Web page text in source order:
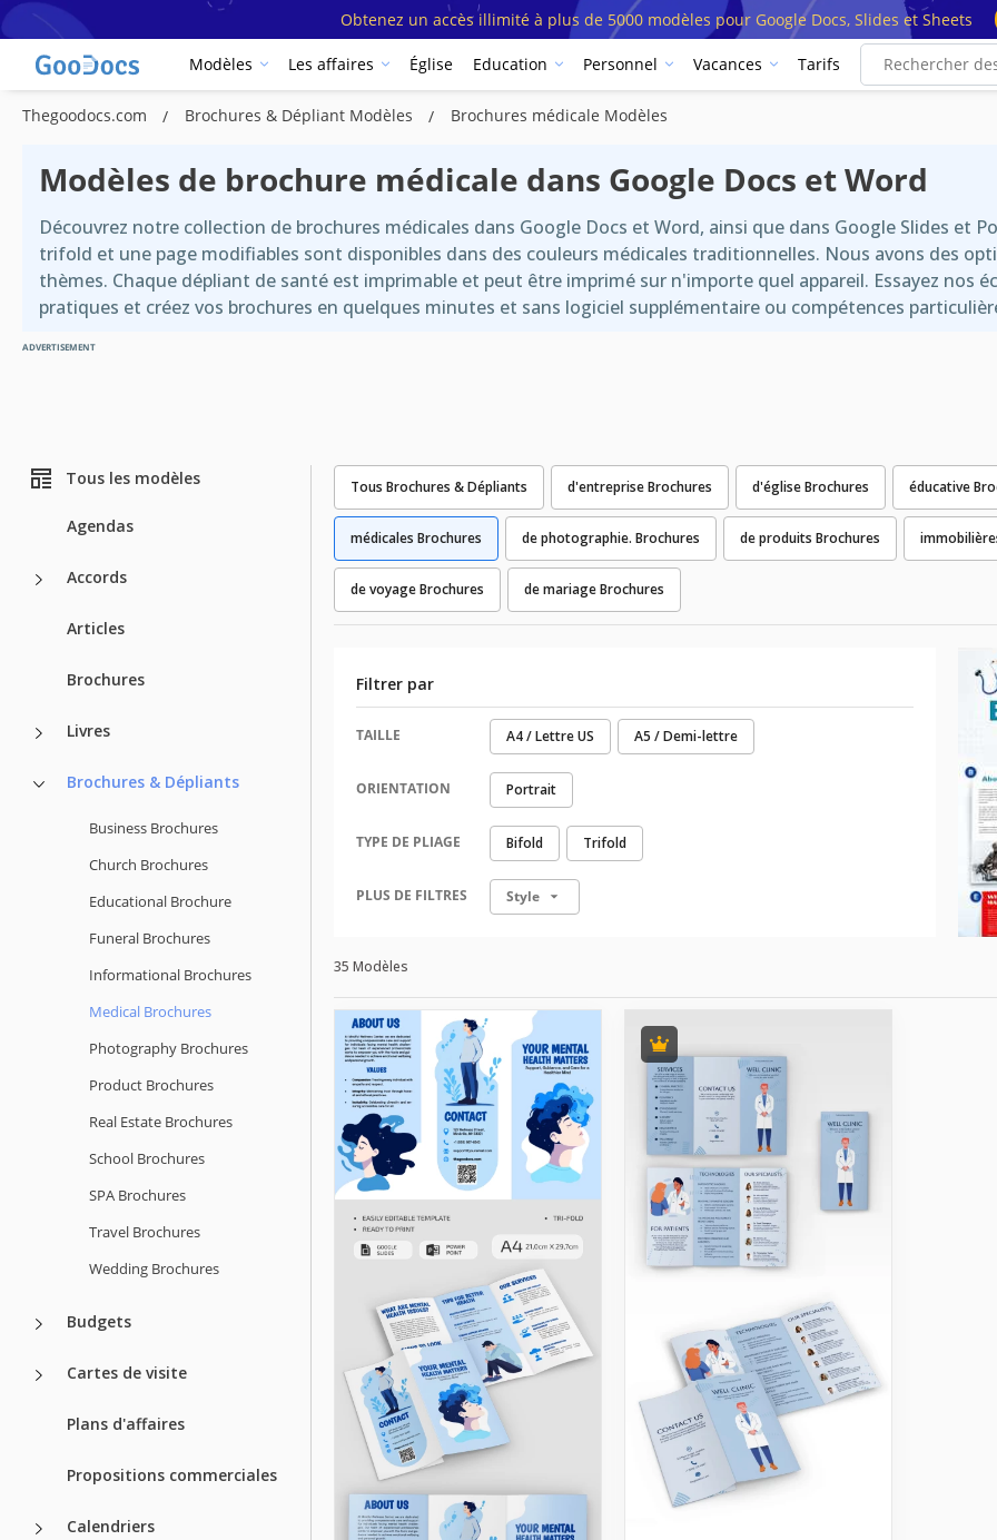
Obtenez un accès illimité à plus de 5000 modèles pour Google Docs, Slides et Sheets
Modèles Les affaires Église Education Personnel Vacances Tarifs
Thegoodocs.com Brochures & Dépliant Modèles Brochures médicale Modèles
Modèles de brochure médicale dans Google Docs et Word
Découvrez notre collection de brochures médicales dans Google Docs et Word, ainsi que dans Google Slides et
trifold et une page modifiables sont disponibles dans des couleurs médicales traditionnelles. Nous avons des
thèmes. Chaque dépliant de santé est imprimable et peut être imprimé sur n'importe quel appareil. Essayez
pratiques et créez vos brochures en quelques minutes et sans logiciel supplémentaire ou compétences
ADVERTISEMENT
Tous les modèles
Agendas
Accords
Articles
Brochures
Livres
Brochures & Dépliants
Business Brochures
Church Brochures
Educational Brochure
Funeral Brochures
Informational Brochures
Medical Brochures
Photography Brochures
Product Brochures
Real Estate Brochures
School Brochures
SPA Brochures
Travel Brochures
Wedding Brochures
Budgets
Cartes de visite
Plans d'affaires
Propositions commerciales
Calendriers
Tous Brochures & Dépliants d'entreprise Brochures d'église Brochures éducative
médicales Brochures de photographie. Brochures de produits Brochures
de voyage Brochures de mariage Brochures
Filtrer par
TAILLE A4 / Lettre US A5 / Demi-lettre
ORIENTATION Portrait
TYPE DE PLIAGE Bifold Trifold
Style
PLUS DE FILTRES
35 Modèles